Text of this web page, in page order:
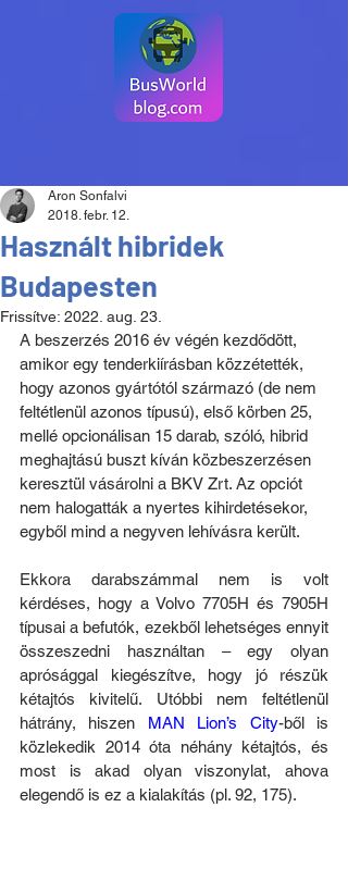
Használt hibridek
Budapesten
Aron Sonfalvi
2018. febr. 12.
Frissítve: 2022. aug. 23.
A beszerzés 2016 év végén kezdődött,
amikor egy tenderkiírásban közzétették,
hogy azonos gyártótól származó (de nem
feltétlenül azonos típusú), első körben 25,
mellé opcionálisan 15 darab, szóló, hibrid
meghajtású buszt kíván közbeszerzésen
keresztül vásárolni a BKV Zrt. Az opciót
nem halogatták a nyertes kihirdetésekor,
egyből mind a negyven lehívásra került.
Ekkora darabszámmal nem is volt
kérdéses, hogy a Volvo 7705H és 7905H
típusai a befutók, ezekből lehetséges ennyit
összeszedni használtan – egy olyan
aprósággal kiegészítve, hogy jó részük
kétajtós kivitelű. Utóbbi nem feltétlenül
hátrány, hiszen MAN Lion’s City-ből is
közlekedik 2014 óta néhány kétajtós, és
most is akad olyan viszonylat, ahova
elegendő is ez a kialakítás (pl. 92, 175).